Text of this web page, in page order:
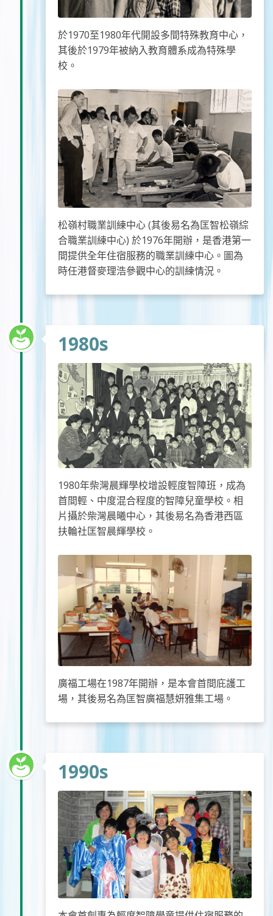
於1970至1980年代開設多間特殊教育中心，
其後於1979年被納入教育體系成為特殊學
校。
松嶺村職業訓練中心 (其後易名為匡智松嶺綜
合職業訓練中心) 於1976年開辦，是香港第一
間提供全年住宿服務的職業訓練中心。圖為
時任港督麥理浩參觀中心的訓練情況。
1980s
1980年柴灣晨輝學校增設輕度智障班，成為
首間輕、中度混合程度的智障兒童學校。相
片攝於柴灣晨曦中心，其後易名為香港西區
扶輪社匡智晨輝學校。
廣福工場在1987年開辦，是本會首間庇護工
場，其後易名為匡智廣福慧妍雅集工場。
1990s